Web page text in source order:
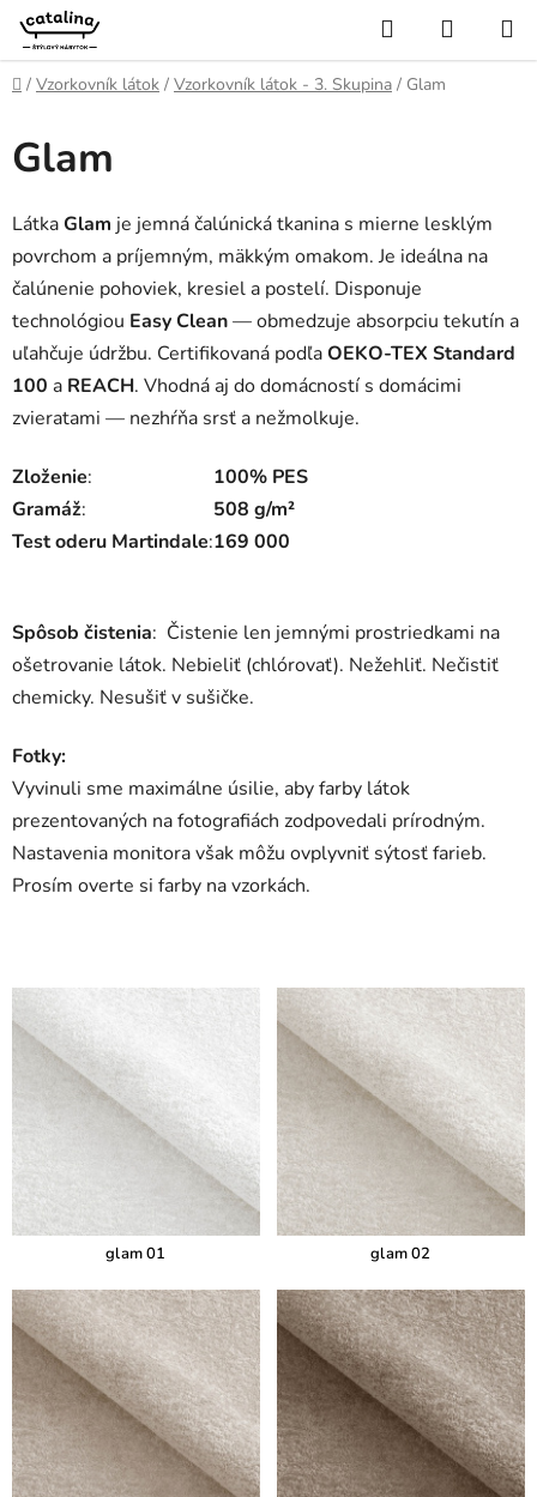
Prejsť
obsah
Hľadať
KOŠÍK
Domov
/ Vzorkovník látok / Vzorkovník látok - 3. Skupina / Glam
Glam
LátkaGlam je jemná čalúnická tkanina s mierne lesklým
povrchom a príjemným, mäkkým omakom. Je ideálna na
čalúnenie pohoviek, kresiel a postelí. Disponuje
technológiou Easy Clean— obmedzuje absorpciu tekutín a
uľahčuje údržbu. Certifikovaná podľaOEKO-TEX Standard
100 a REACH. Vhodná aj do domácností s domácimi
zvieratami — nezhŕňa srsť a nežmolkuje.
Zloženie:
100% PES
Gramáž:
508 g/m²
Test oderu Martindale:169 000
Spôsob čistenia: Čistenie len jemnými prostriedkami na
ošetrovanie látok. Nebieliť (chlórovať). Nežehliť. Nečistiť
chemicky. Nesušiť v sušičke.
Fotky:
Vyvinuli sme maximálne úsilie, aby farby látok
prezentovaných na fotografiách zodpovedali prírodným.
Nastavenia monitora však môžu ovplyvniť sýtosť farieb.
Prosím overte si farby na vzorkách.
glam 01 glam 02